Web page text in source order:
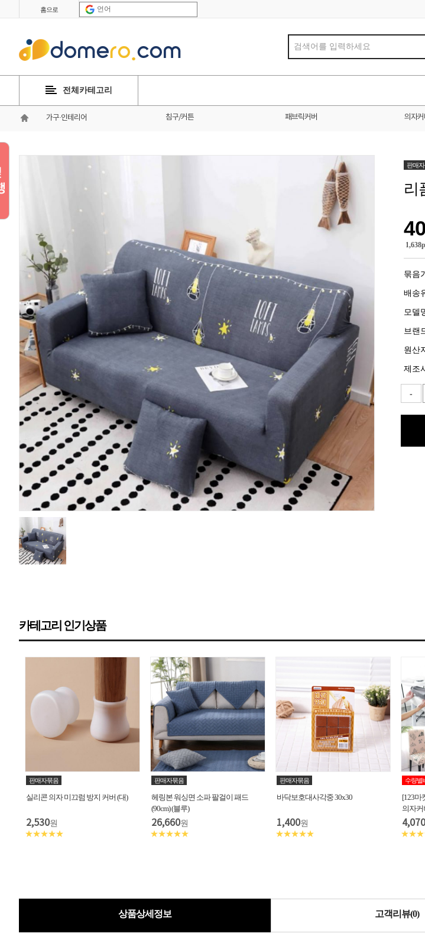
홈으로 언어
전체카테고리
가구·인테리어 침구/커튼 패브릭커버 의자커
판매
리
묶음
배송
모델
브랜
원산
제조
-
카테고리 인기상품
판매자묶음
실리콘 의자 미끄럼 방지 커버 (대)
2,530원
★★★★★
판매자묶음
헤링본 워싱면 소파 팔걸이 패드
(90cm) (블루)
26,660원
★★★★★
판매자묶음
바닥보호대사각중 30x30
1,400원
★★★★★
수량별
[123마
의자
4,070
상품상세정보 고객리뷰(0)